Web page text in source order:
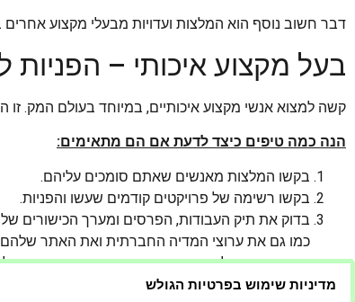
דבר חשוב נוסף הוא המלצות ועדויות מבעלי מקצוע אחרים
בעל מקצוע איכותי – הפניות
קשה למצוא אנשי מקצוע איכותיים, במיוחד בעולם המק.
הנה כמה טיפים כיצד לדעת אם הם מתאימים:
בקשו המלצות מאנשים שאתם סומכים עליהם.
בקשו רשימה של פרויקטים קודמים שעשו והפניות.
בדוק את תיק העבודות, הפרסים ומערך הכישורים
כמו גם את ערוצי המדיה החברתית ואת האתר
הדרך הטובה ביותר לדעת אם איש מקצוע הוא איכותי היא
מדיניות שימוש בפרטיות הגולש